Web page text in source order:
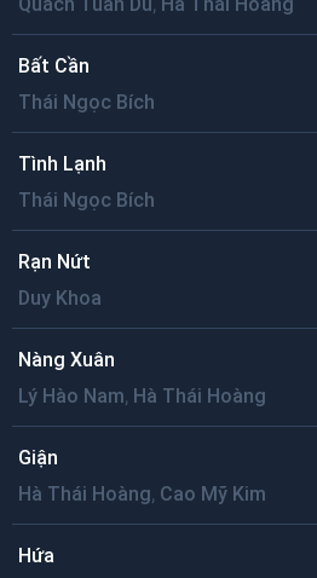
Bất Cần
Thái Ngọc Bích
Tình Lạnh
Thái Ngọc Bích
Rạn Nứt
Duy Khoa
Nàng Xuân
Lý Hào Nam, Hà Thái Hoàng
Giận
Hà Thái Hoàng, Cao Mỹ Kim
Hứa